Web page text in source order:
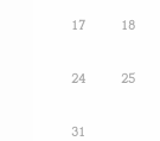
17 18
24 25
31